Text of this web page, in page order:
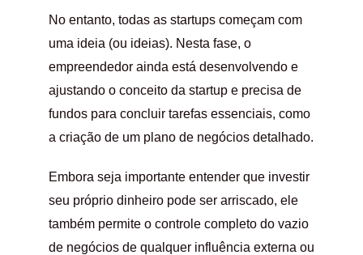
No entanto, todas as startups começam com
uma ideia (ou ideias). Nesta fase, o
empreendedor ainda está desenvolvendo e
ajustando o conceito da startup e precisa de
fundos para concluir tarefas essenciais, como
a criação de um plano de negócios detalhado.
Embora seja importante entender que investir
seu próprio dinheiro pode ser arriscado, ele
também permite o controle completo do vazio
de negócios de qualquer influência externa ou